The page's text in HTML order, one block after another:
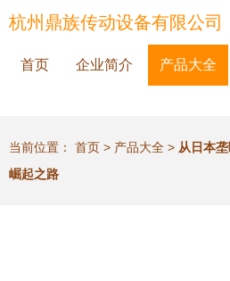
杭州鼎族传动设备有限公司
首页 企业简介 产品大全
当前位置： 首页 > 产品大全 > 从日本
崛起之路